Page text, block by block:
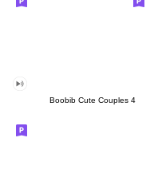
Boobib Cute Couples 4